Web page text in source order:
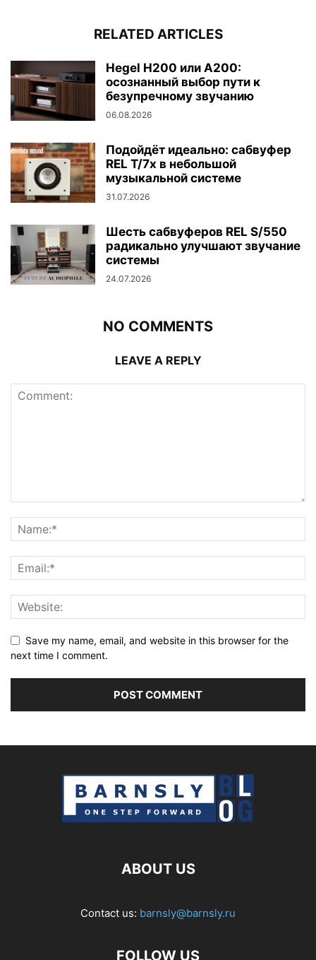
RELATED ARTICLES
Hegel H200 или A200:
осознанный выбор пути к
безупречному звучанию
06.08.2026
Подойдёт идеально: сабвуфер
REL T/7x в небольшой
музыкальной системе
31.07.2026
Шесть сабвуферов REL S/550
радикально улучшают звучание
системы
24.07.2026
NO COMMENTS
LEAVE A REPLY
Save my name, email, and website in this browser for the
next time I comment.
ABOUT US
Contact us: barnsly@barnsly.ru
FOLLOW US